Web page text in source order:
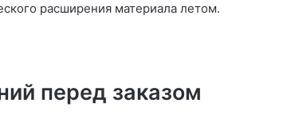
расширения материала летом.
перед заказом